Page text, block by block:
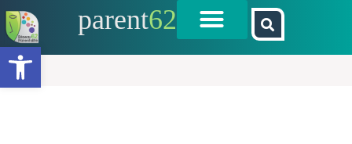
Ouvrir la barre d’outils
parent62